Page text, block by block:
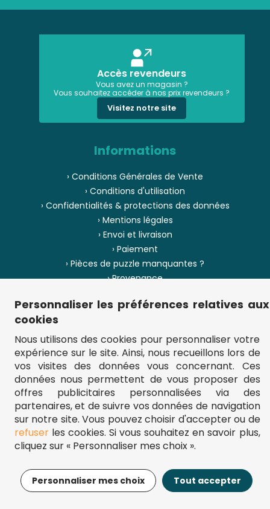
9,29€ Ajouter au panier
Accès revendeurs
Vous avez un magasin ?
Vous souhaitez accéder à nos prix revendeurs ?
Visitez notre site
Informations
› Conditions Générales de Vente
› Conditions d'utilisation
› Confidentialités & protections des données
› Mentions légales
› Envoi et livraison
› Paiement
› Pièces de puzzle manquantes ?
› Provenance
› Plan du site
** Frais d'envoi = 6,95 € (France) / gratuit à partir de 45 €.
fou-de-puzzle.com : le site référence pour acheter des puzzles de
qualité à bon prix.
© Fou-de-puzzle.com 2011 - 2026
Personnaliser les préférences relatives aux
cookies
Nous utilisons des cookies pour personnaliser votre
expérience sur le site. Ainsi, nous recueillons lors de
vos visites des données vous concernant. Ces
données nous permettent de vous proposer des
offres publicitaires personnalisées via des
partenaires, et de suivre vos données de navigation
sur notre site. Vous pouvez choisir d'accepter ou de
refuserles cookies. Si vous souhaitez en savoir plus,
cliquez sur « Personnaliser mes choix ».
Personnaliser mes choix Tout accepter